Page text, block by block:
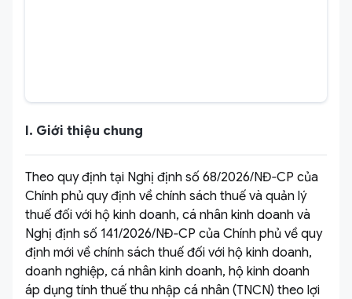
I. Giới thiệu chung
Theo quy định tại Nghị định số 68/2026/NĐ‑CP của
Chính phủ quy định về chính sách thuế và quản lý
thuế đối với hộ kinh doanh, cá nhân kinh doanh và
Nghị định số 141/2026/NĐ‑CP của Chính phủ về quy
định mới về chính sách thuế đối với hộ kinh doanh,
doanh nghiệp, cá nhân kinh doanh, hộ kinh doanh
áp dụng tính thuế thu nhập cá nhân (TNCN) theo lợi